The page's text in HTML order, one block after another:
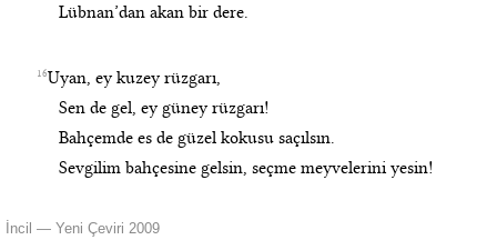
Lübnan’dan akan bir dere.
16Uyan, ey kuzey rüzgarı,
Sen de gel, ey güney rüzgarı!
Bahçemde es de güzel kokusu saçılsın.
Sevgilim bahçesine gelsin, seçme meyvelerini yesin!
İncil — Yeni Çeviri 2009